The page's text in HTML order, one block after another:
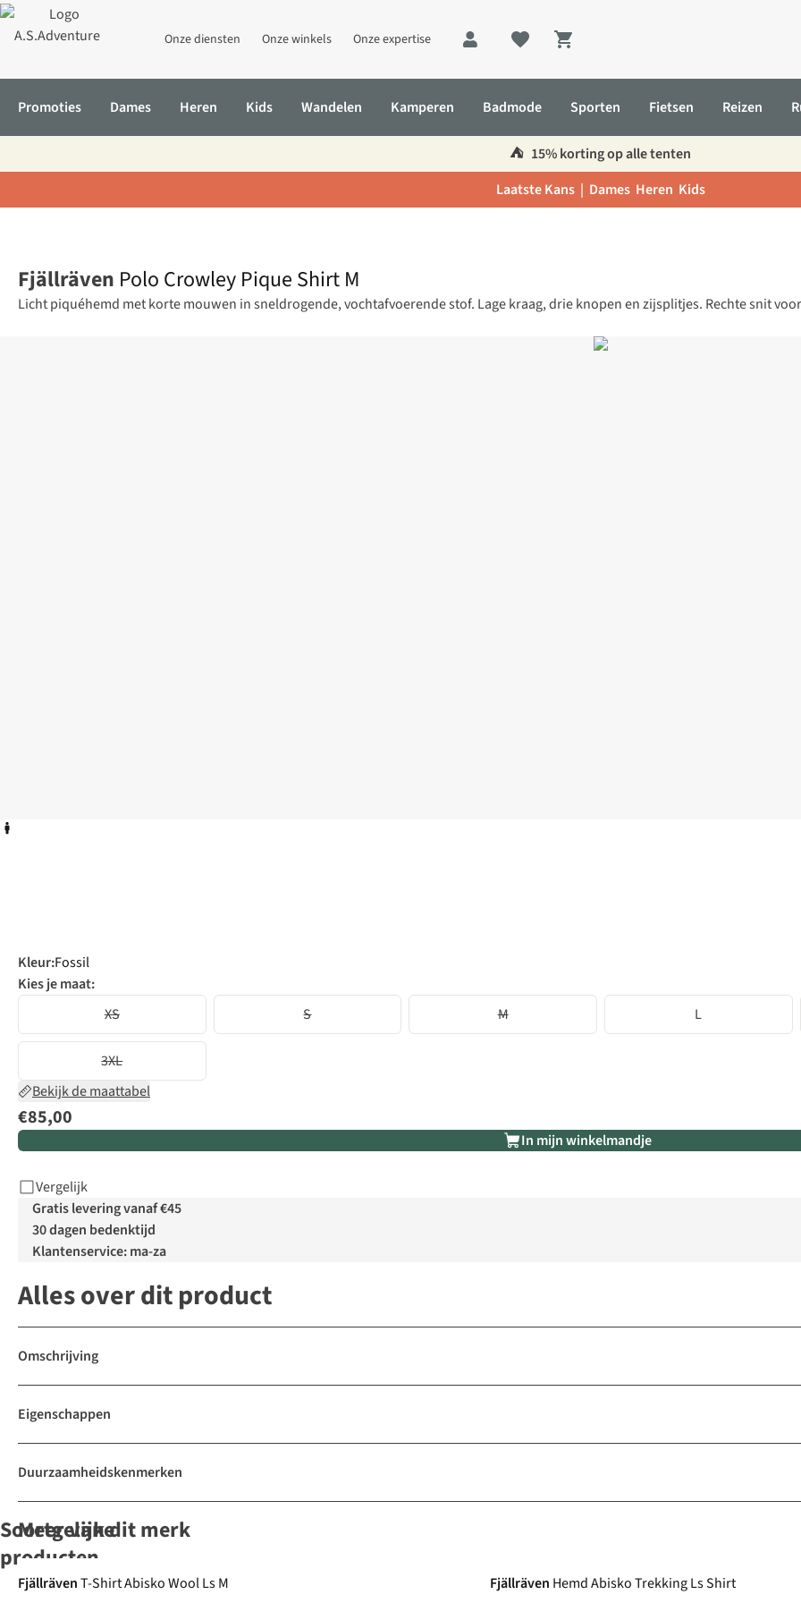
Onze diensten Onze winkels Onze expertise
Shopping cart
Promoties Dames Heren Kids Wandelen Kamperen Badmode Sporten Fietsen Reizen
⛺️ 15% korting op alle tenten
Laatste Kans | Dames Heren Kids
Fjällräven Polo Crowley Pique Shirt M
Licht piquéhemd met korte mouwen in sneldrogende, vochtafvoerende stof. Lage kraag, drie knopen en zijsplitjes. Rechte snit
Kleur:Fossil
Kies je maat:
XS
S M L
3XL
Bekijk de maattabel
€85,00
In mijn winkelmandje
Vergelijk
Gratis levering vanaf €45
30 dagen bedenktijd
Klantenservice: ma-za
Alles over dit product
Omschrijving
Eigenschappen
Duurzaamheidskenmerken
Soortgelijke
producten
Meer van dit merk
FjällrävenT-Shirt Abisko Wool Ls M Fjällräven Hemd Abisko Trekking Ls Shirt